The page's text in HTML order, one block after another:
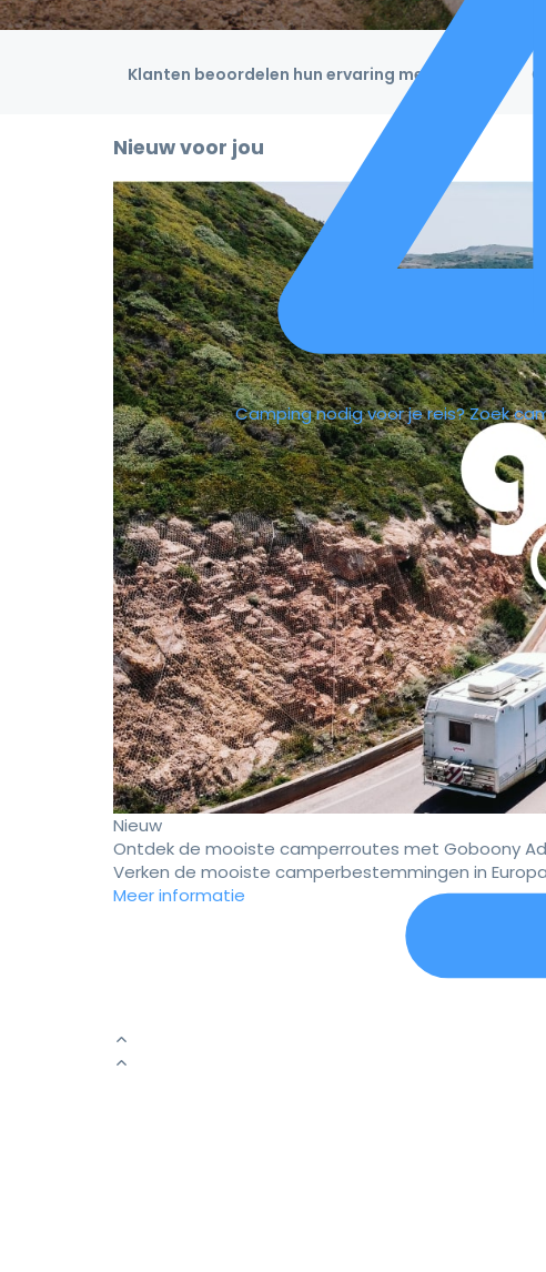
Camping nodig voor je reis?Zoek
Klanten beoordelen hun ervaring met een 4,9/5!
Nieuw voor jou
Nieuw
Ontdek de mooiste camperroutes met Goboony
Verken de mooiste camperbestemmingen in
Meer informatie